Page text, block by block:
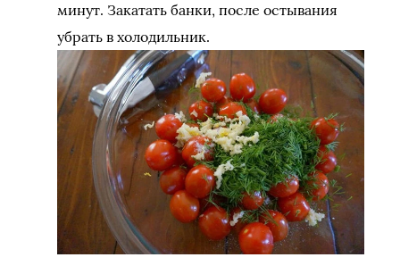
минут. Закатать банки, после остывания
убрать в холодильник.